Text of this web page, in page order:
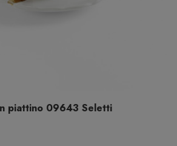
piattino 09643 Seletti